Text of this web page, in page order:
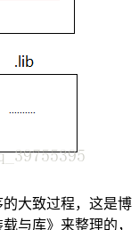
大致过程，这是博
与库》来整理的，